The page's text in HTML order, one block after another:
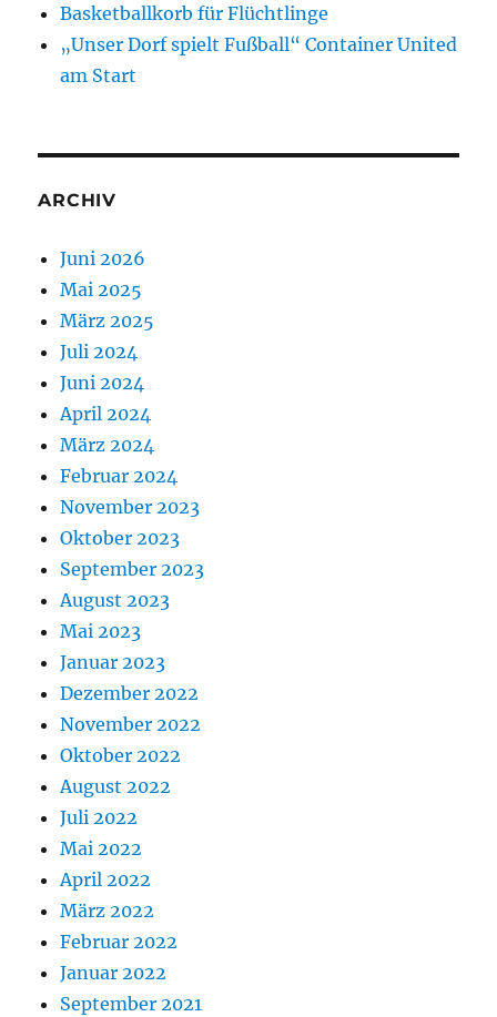
Basketballkorb für Flüchtlinge
„Unser Dorf spielt Fußball“ Container United
am Start
ARCHIV
Juni 2026
Mai 2025
März 2025
Juli 2024
Juni 2024
April 2024
März 2024
Februar 2024
November 2023
Oktober 2023
September 2023
August 2023
Mai 2023
Januar 2023
Dezember 2022
November 2022
Oktober 2022
August 2022
Juli 2022
Mai 2022
April 2022
März 2022
Februar 2022
Januar 2022
September 2021